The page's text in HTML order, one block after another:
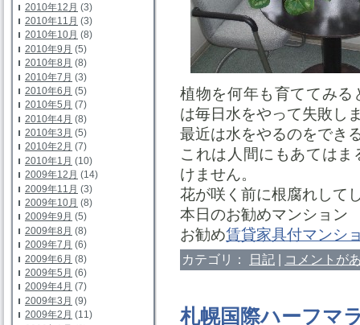
2010年12月 (3)
2010年11月 (3)
2010年10月 (8)
2010年9月 (5)
2010年8月 (8)
2010年7月 (3)
2010年6月 (5)
2010年5月 (7)
2010年4月 (8)
2010年3月 (5)
2010年2月 (7)
2010年1月 (10)
2009年12月 (14)
2009年11月 (3)
2009年10月 (8)
2009年9月 (5)
2009年8月 (8)
2009年7月 (6)
2009年6月 (8)
2009年5月 (6)
2009年4月 (7)
2009年3月 (9)
2009年2月 (11)
植物を何年も育ててみ
は毎日水をやって失敗し
最近は水をやるのをでき
これは人間にもあては
けません。
花が咲く前に根腐れして
本日のお勧めマンショ
お勧め賃貸家具付マンシ
カテゴリ： 日記 | コメントが
札幌国際ハーフマ